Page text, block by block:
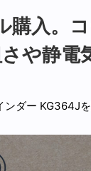
購入。
や静電
ダー KG364J